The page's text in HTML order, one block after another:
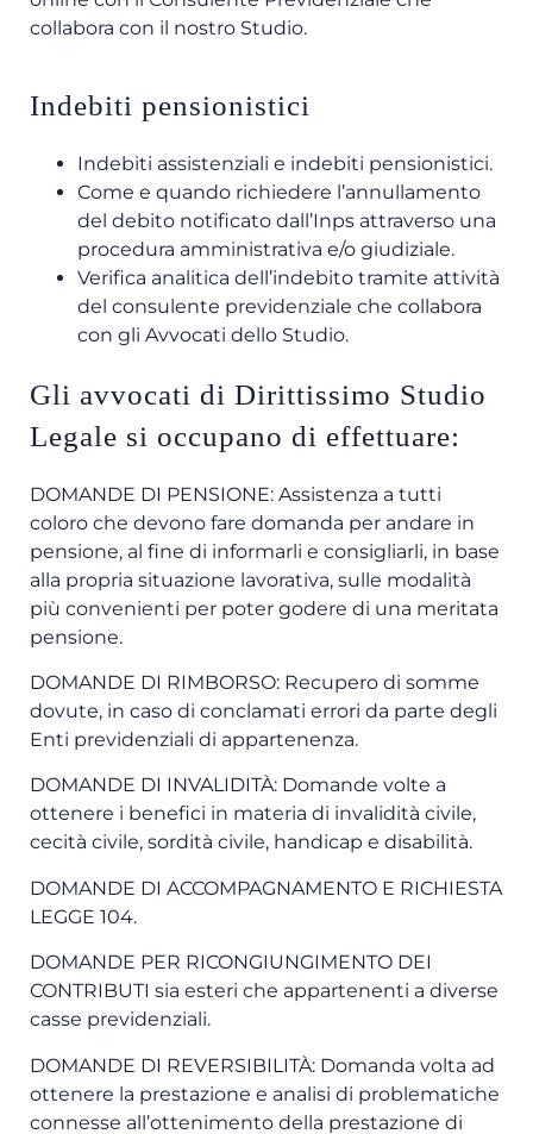
collabora con il nostro Studio.
Indebiti pensionistici
Indebiti assistenziali e indebiti pensionistici.
Come e quando richiedere l’annullamento
del debito notificato dall’Inps attraverso una
procedura amministrativa e/o giudiziale.
Verifica analitica dell’indebito tramite attività
del consulente previdenziale che collabora
con gli Avvocati dello Studio.
Gli avvocati di Dirittissimo Studio
Legale si occupano di effettuare:
DOMANDE DI PENSIONE: Assistenza a tutti
coloro che devono fare domanda per andare in
pensione, al fine di informarli e consigliarli, in base
alla propria situazione lavorativa, sulle modalità
più convenienti per poter godere di una meritata
pensione.
DOMANDE DI RIMBORSO: Recupero di somme
dovute, in caso di conclamati errori da parte degli
Enti previdenziali di appartenenza.
DOMANDE DI INVALIDITÀ: Domande volte a
ottenere i benefici in materia di invalidità civile,
cecità civile, sordità civile, handicap e disabilità.
DOMANDE DI ACCOMPAGNAMENTO E RICHIESTA
LEGGE 104.
DOMANDE PER RICONGIUNGIMENTO DEI
CONTRIBUTI sia esteri che appartenenti a diverse
casse previdenziali.
DOMANDE DI REVERSIBILITÀ: Domanda volta ad
ottenere la prestazione e analisi di problematiche
connesse all’ottenimento della prestazione di